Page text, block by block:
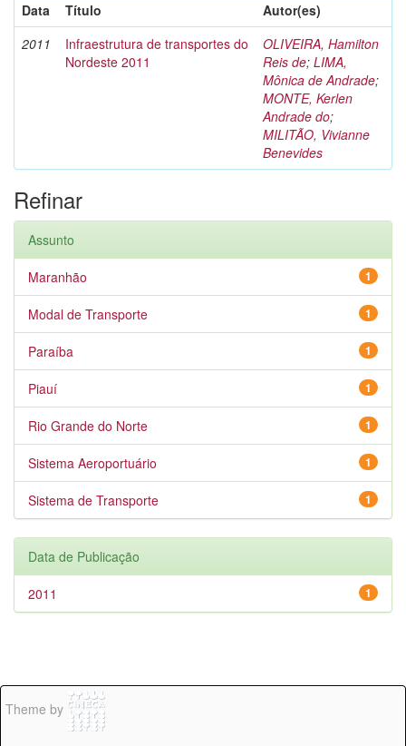
Data
Título
Autor(es)
2011
Infraestrutura de transportes do
Nordeste 2011
OLIVEIRA, Hamilton
Reis de; LIMA,
Mônica de Andrade;
MONTE, Kerlen
Andrade do;
MILITÃO, Vivianne
Benevides
Refinar
Assunto
1
Maranhão
1
Modal de Transporte
1
Paraíba
1
Piauí
1
Rio Grande do Norte
1
Sistema Aeroportuário
1
Sistema de Transporte
Data de Publicação
1
2011
Theme by